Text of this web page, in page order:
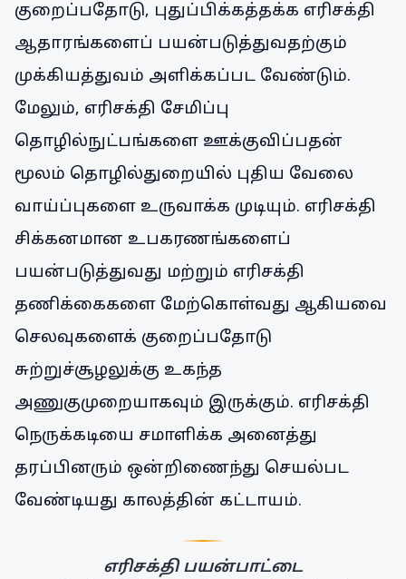
குறைப்பதோடு, புதுப்பிக்கத்தக்க எரிசக்தி
ஆதாரங்களைப் பயன்படுத்துவதற்கும்
முக்கியத்துவம் அளிக்கப்பட வேண்டும்.
மேலும், எரிசக்தி சேமிப்பு
தொழில்நுட்பங்களை ஊக்குவிப்பதன்
மூலம் தொழில்துறையில் புதிய வேலை
வாய்ப்புகளை உருவாக்க முடியும். எரிசக்தி
சிக்கனமான உபகரணங்களைப்
பயன்படுத்துவது மற்றும் எரிசக்தி
தணிக்கைகளை மேற்கொள்வது ஆகியவை
செலவுகளைக் குறைப்பதோடு
சுற்றுச்சூழலுக்கு உகந்த
அணுகுமுறையாகவும் இருக்கும். எரிசக்தி
நெருக்கடியை சமாளிக்க அனைத்து
தரப்பினரும் ஒன்றிணைந்து செயல்பட
வேண்டியது காலத்தின் கட்டாயம்.
எரிசக்தி பயன்பாட்டை